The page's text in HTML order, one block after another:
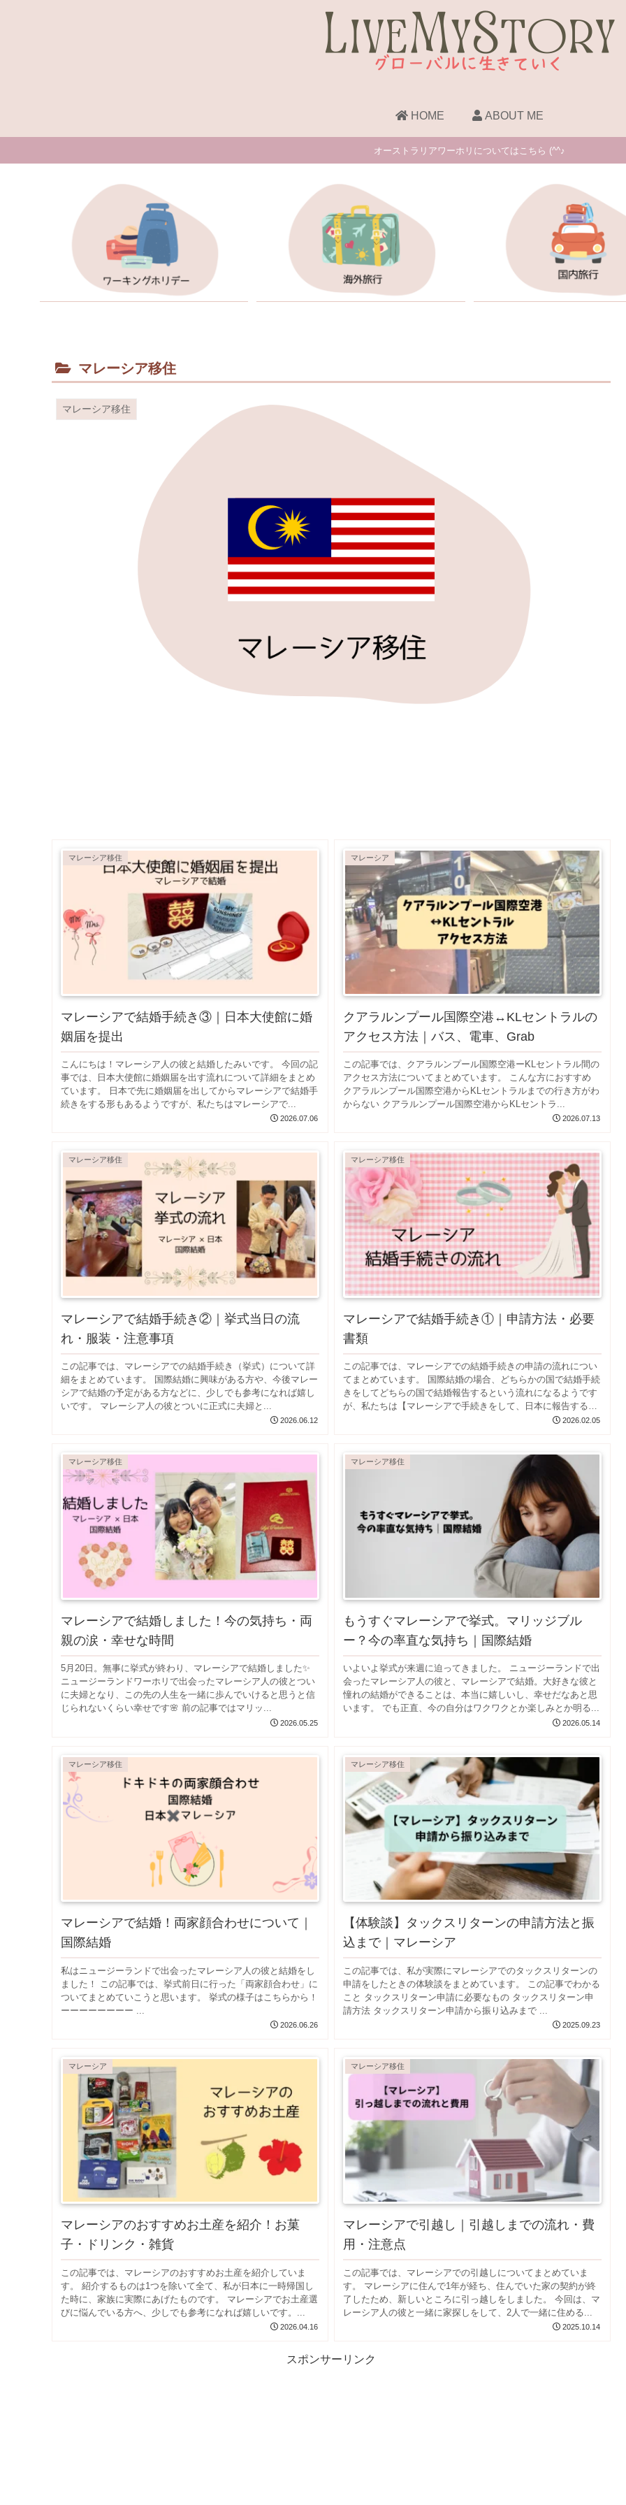
HOME ABOUT ME
オーストラリアワーホリについてはこちら (^^♪
マレーシア移住
マレーシア移住
マレーシア移住
マレーシアで結婚手続き③｜日本大使館に婚
姻届を提出
こんにちは！マレーシア人の彼と結婚したみいです。 今回の記
事では、日本大使館に婚姻届を出す流れについて詳細をまとめ
ています。 日本で先に婚姻届を出してからマレーシアで結婚手
続きをする形もあるようですが、私たちはマレーシアで...
2026.07.06
マレーシア
クアラルンプール国際空港↔︎KLセントラルの
アクセス方法｜バス、電車、Grab
この記事では、クアラルンプール国際空港ーKLセントラル間の
アクセス方法についてまとめています。 こんな方におすすめ
クアラルンプール国際空港からKLセントラルまでの行き方がわ
からない クアラルンプール国際空港からKLセントラ...
2026.07.13
マレーシア移住
マレーシアで結婚手続き②｜挙式当日の流
れ・服装・注意事項
この記事では、マレーシアでの結婚手続き（挙式）について詳
細をまとめています。 国際結婚に興味がある方や、今後マレー
シアで結婚の予定がある方などに、少しでも参考になれば嬉し
いです。 マレーシア人の彼とついに正式に夫婦と...
2026.06.12
マレーシア移住
マレーシアで結婚手続き①｜申請方法・必要
書類
この記事では、マレーシアでの結婚手続きの申請の流れについ
てまとめています。 国際結婚の場合、どちらかの国で結婚手続
きをしてどちらの国で結婚報告するという流れになるようです
が、私たちは【マレーシアで手続きをして、日本に報告する】
2026.02.05
マレーシア移住
マレーシアで結婚しました！今の気持ち・両
親の涙・幸せな時間
5月20日。無事に挙式が終わり、マレーシアで結婚しました✨
ニュージーランドワーホリで出会ったマレーシア人の彼とつい
に夫婦となり、この先の人生を一緒に歩んでいけると思うと信
じられないくらい幸せです🌸 前の記事ではマリッ...
2026.05.25
マレーシア移住
もうすぐマレーシアで挙式。マリッジブル
ー？今の率直な気持ち｜国際結婚
いよいよ挙式が来週に迫ってきました。 ニュージーランドで出
会ったマレーシア人の彼と、マレーシアで結婚。大好きな彼と
憧れの結婚ができることは、本当に嬉しいし、幸せだなあと思
います。 でも正直、今の自分はワクワクとか楽しみとか明る...
2026.05.14
マレーシア移住
マレーシアで結婚！両家顔合わせについて｜
国際結婚
私はニュージーランドで出会ったマレーシア人の彼と結婚をし
ました！ この記事では、挙式前日に行った「両家顔合わせ」に
ついてまとめていこうと思います。 挙式の様子はこちらから！
ーーーーーーーー ...
2026.06.26
マレーシア移住
【体験談】タックスリターンの申請方法と振
込まで｜マレーシア
この記事では、私が実際にマレーシアでのタックスリターンの
申請をしたときの体験談をまとめています。 この記事でわかる
こと タックスリターン申請に必要なもの タックスリターン申
請方法 タックスリターン申請から振り込みまで ...
2025.09.23
マレーシア
マレーシアのおすすめお土産を紹介！お菓
子・ドリンク・雑貨
この記事では、マレーシアのおすすめお土産を紹介していま
す。 紹介するものは1つを除いて全て、私が日本に一時帰国し
た時に、家族に実際にあげたものです。 マレーシアでお土産選
びに悩んでいる方へ、少しでも参考になれば嬉しいです。...
2026.04.16
マレーシア移住
マレーシアで引越し｜引越しまでの流れ・費
用・注意点
この記事では、マレーシアでの引越しについてまとめていま
す。 マレーシアに住んで1年が経ち、住んでいた家の契約が終
了したため、新しいところに引っ越しをしました。 今回は、マ
レーシア人の彼と一緒に家探しをして、2人で一緒に住める...
2025.10.14
スポンサーリンク